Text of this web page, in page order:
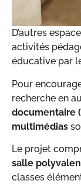
D’autres
activités
éducative par
Pour
recherche en
documentaire
multimédias
Le projet
salle
classes